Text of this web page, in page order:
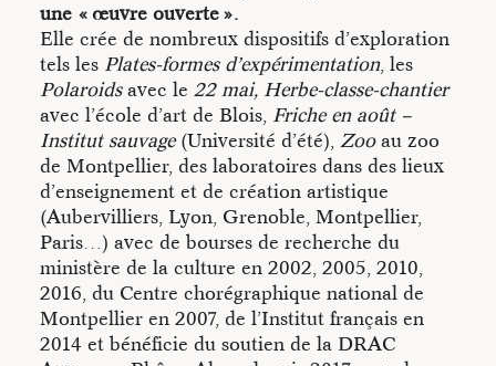
Danser brut
• Un laboratoire d’exploration /
hypnotique
• Une école sans mur /Des
Pour accueillir une étape de création
Pour accueillir une session du laboratoire
Pour accueillir une transmission
Pour être tenu informé
une « œuvre ouverte ».
Elle crée de nombreux dispositifs d’exploration
tels les Plates-formes d’expérimentation, les
Polaroidsavec le 22 mai, Herbe-classe-chantier
avec l’école d’art de Blois, Friche en août –
Institut sauvage(Université d’été), Zooau zoo
de Montpellier, des laboratoires dans des lieux
d’enseignement et de création artistique
(Aubervilliers, Lyon, Grenoble, Montpellier,
Paris…) avec de bourses de recherche du
ministère de la culture en 2002, 2005, 2010,
2016, du Centre chorégraphique national de
Montpellier en 2007, de l’Institut français en
2014 et bénéficie du soutien de la DRAC